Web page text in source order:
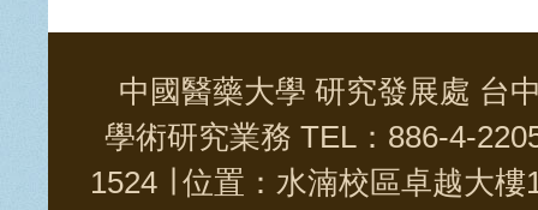
中國醫藥大學 研究發展處 台
學術研究業務 TEL：886-4-
1524 ∣ 位置：水湳校區卓越大